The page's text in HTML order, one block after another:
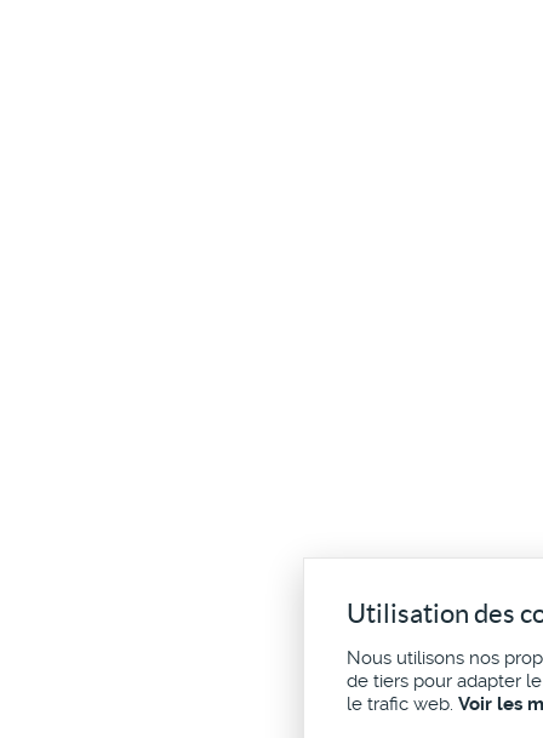
Utilisation des
Nous utilisons nos
de tiers pour adapter
le trafic web. Voir les